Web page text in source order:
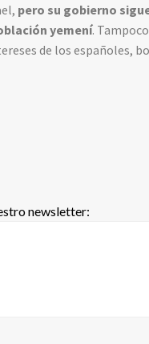
pero su gobierno
yemení.
de los españoles,
newsletter: